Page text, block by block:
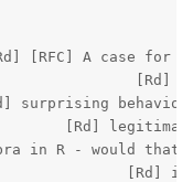
A case for
[Rd] CRAN
behaviour of
legitimate use
in R - would that
[Rd] if(--as-